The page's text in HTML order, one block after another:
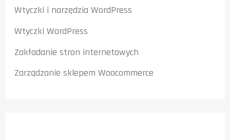
Wtyczki i narzędzia WordPress
Wtyczki WordPress
Zakładanie stron internetowych
Zarządzanie sklepem Woocommerce